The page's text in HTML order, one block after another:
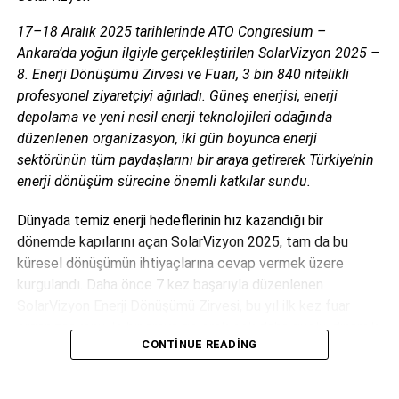
“Büyük ölçekli güneş santrallerinin seviyelendirilmiş elektrik
maliyetlerinde 2018 ile 2050 yılları arasında yüzde 77’lik
düşüş öngörülmektedir. Aynı dönemde rüzgâr enerjisinden
üretilen elektriğin seviyelendirilmiş maliyetinin yüzde 56
oranında düşeceği beklenmektedir. Aynı zamanda
2020’lerin başından itibaren yeni kurulan güneş ve rüzgâr
santrallerinin seviyelendirilmiş enerji maliyetlerinin yeni
olacağı düşünülmektedir. Analiz ayrıca, 2023 yılında büyük
ölçekli güneş enerjisi santrali yatırımlarının mevcut
doğalgaz santrallerinin işletmesinden daha ucuz hale
Enerji Talebi 30 Yılda İki Katına
17–18 Aralık 2025 tarihlerinde ATO Congresium –
Ankara’da yoğun ilgiyle gerçekleştirilen SolarVizyon 2025 –
8. Enerji Dönüşümü Zirvesi ve Fuarı, 3 bin 840 nitelikli
profesyonel ziyaretçiyi ağırladı. Güneş enerjisi, enerji
depolama ve yeni nesil enerji teknolojileri odağında
düzenlenen organizasyon, iki gün boyunca enerji
sektörünün tüm paydaşlarını bir araya getirerek Türkiye’nin
enerji dönüşüm sürecine önemli katkılar sundu.
Dünyada temiz enerji hedeflerinin hız kazandığı bir
dönemde kapılarını açan SolarVizyon 2025, tam da bu
küresel dönüşümün ihtiyaçlarına cevap vermek üzere
kurgulandı. Daha önce 7 kez başarıyla düzenlenen
organizasyonu ile bir araya gelerek çok daha güçlü, dinamik
ve kapsayıcı bir yapıya kavuştu. Organizasyon, güneş
noktası olma hedefiyle hayata geçirildi.
CONTINUE READING